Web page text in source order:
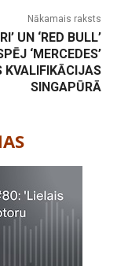
Nākamais raksts
UN ‘RED BULL’
‘MERCEDES’
KVALIFIKĀCIJAS
SINGAPŪRĀ